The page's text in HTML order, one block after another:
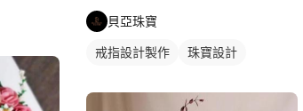
貝亞珠寶
戒指設計製作 珠寶設計